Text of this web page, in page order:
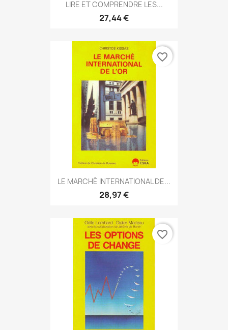
LIRE ET COMPRENDRE LES...
27,44 €
LE MARCHÉ INTERNATIONAL DE...
28,97 €
favorite_border
favorite_border